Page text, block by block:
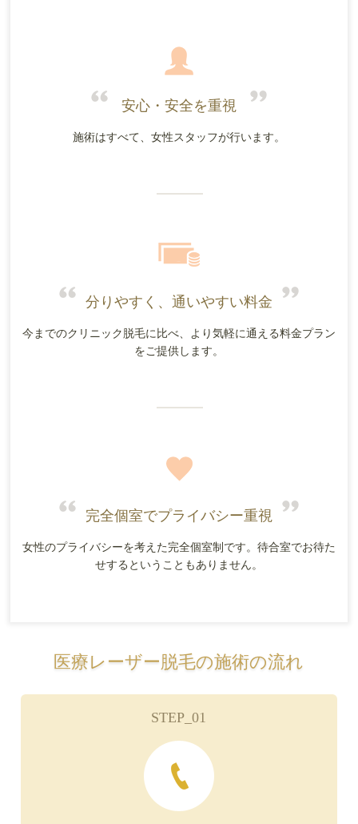
安心・安全を重視
施術はすべて、女性スタッフが行います。
分りやすく、通いやすい料金
今までのクリニック脱毛に比べ、より気軽に通える料金プラン
をご提供します。
完全個室でプライバシー重視
女性のプライバシーを考えた完全個室制です。待合室でお待た
せするということもありません。
医療レーザー脱毛の施術の流れ
STEP_01